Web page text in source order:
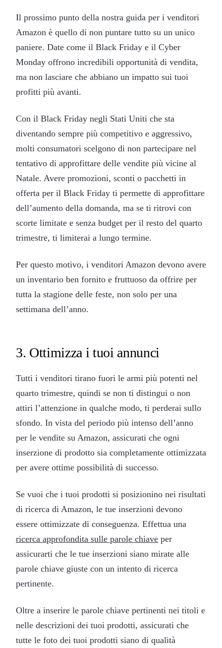
Il prossimo punto della nostra guida per i venditori
Amazon è quello di non puntare tutto su un unico
paniere. Date come il Black Friday e il Cyber
Monday offrono incredibili opportunità di vendita,
ma non lasciare che abbiano un impatto sui tuoi
profitti più avanti.
Con il Black Friday negli Stati Uniti che sta
diventando sempre più competitivo e aggressivo,
molti consumatori scelgono di non partecipare nel
tentativo di approfittare delle vendite più vicine al
Natale. Avere promozioni, sconti o pacchetti in
offerta per il Black Friday ti permette di approfittare
dell’aumento della domanda, ma se ti ritrovi con
scorte limitate e senza budget per il resto del quarto
trimestre, ti limiterai a lungo termine.
Per questo motivo, i venditori Amazon devono avere
un inventario ben fornito e fruttuoso da offrire per
tutta la stagione delle feste, non solo per una
settimana dell’anno.
3. Ottimizza i tuoi annunci
Tutti i venditori tirano fuori le armi più potenti nel
quarto trimestre, quindi se non ti distingui o non
attiri l’attenzione in qualche modo, ti perderai sullo
sfondo. In vista del periodo più intenso dell’anno
per le vendite su Amazon, assicurati che ogni
inserzione di prodotto sia completamente ottimizzata
per avere ottime possibilità di successo.
Se vuoi che i tuoi prodotti si posizionino nei risultati
di ricerca di Amazon, le tue inserzioni devono
essere ottimizzate di conseguenza. Effettua una
ricerca approfondita sulle parole chiave per
assicurarti che le tue inserzioni siano mirate alle
parole chiave giuste con un intento di ricerca
pertinente.
Oltre a inserire le parole chiave pertinenti nei titoli e
nelle descrizioni dei tuoi prodotti, assicurati che
tutte le foto dei tuoi prodotti siano di qualità